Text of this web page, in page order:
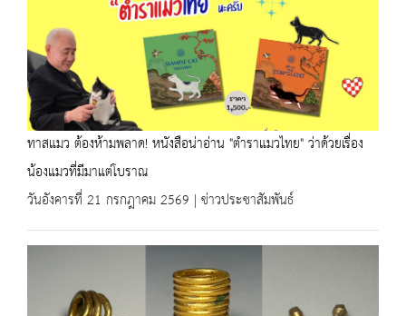
ทาสแมว ต้องห้ามพลาด! หนังสือน่าอ่าน "ตำราแมวไทย" ว่าด้วยเรื่อง
น้องแมวที่มีมาแต่โบราณ
วันอังคารที่ 21 กรกฎาคม 2569 | ข่าวประชาสัมพันธ์